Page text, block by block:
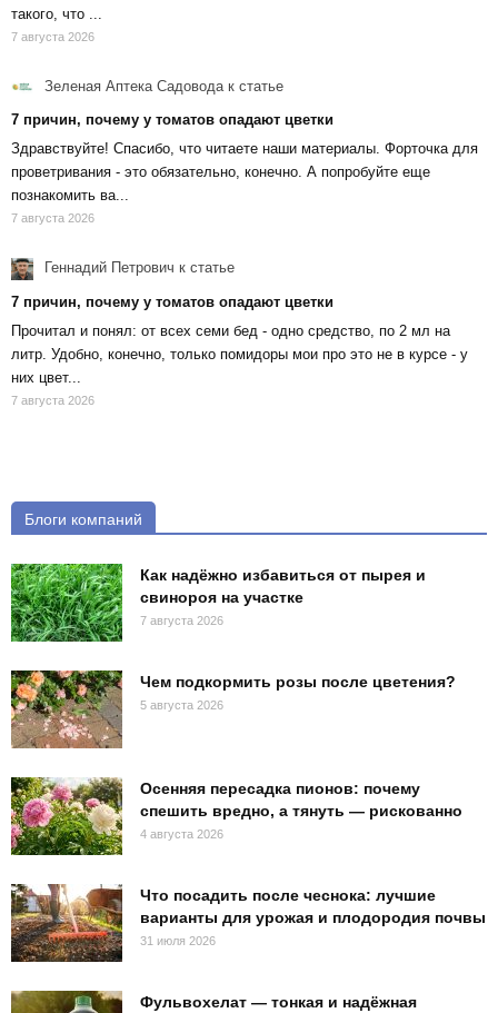
такого, что ...
7 августа 2026
Зеленая Аптека Садовода к статье
7 причин, почему у томатов опадают цветки
Здравствуйте! Спасибо, что читаете наши материалы. Форточка для
проветривания - это обязательно, конечно. А попробуйте еще
познакомить ва...
7 августа 2026
Геннадий Петрович к статье
7 причин, почему у томатов опадают цветки
Прочитал и понял: от всех семи бед - одно средство, по 2 мл на
литр. Удобно, конечно, только помидоры мои про это не в курсе - у
них цвет...
7 августа 2026
Блоги компаний
Как надёжно избавиться от пырея и
свинороя на участке
7 августа 2026
Чем подкормить розы после цветения?
5 августа 2026
Осенняя пересадка пионов: почему
спешить вредно, а тянуть — рискованно
4 августа 2026
Что посадить после чеснока: лучшие
варианты для урожая и плодородия почвы
31 июля 2026
Фульвохелат — тонкая и надёжная